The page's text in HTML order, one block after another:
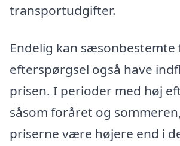
transportudgifter.
Endelig kan
efterspørgsel også have
prisen. I perioder med høj
såsom foråret og
priserne være højere end i